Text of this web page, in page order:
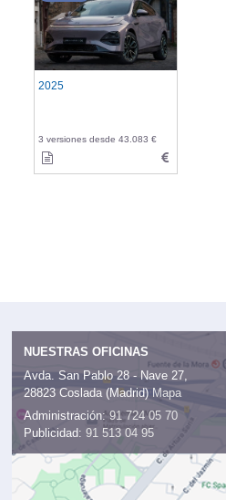
2025
3 versiones desde 43.083 €
NUESTRAS OFICINAS
Avda. San Pablo 28 - Nave 27,
28823 Coslada (Madrid) Mapa
Administración: 91 724 05 70
Publicidad: 91 513 04 95